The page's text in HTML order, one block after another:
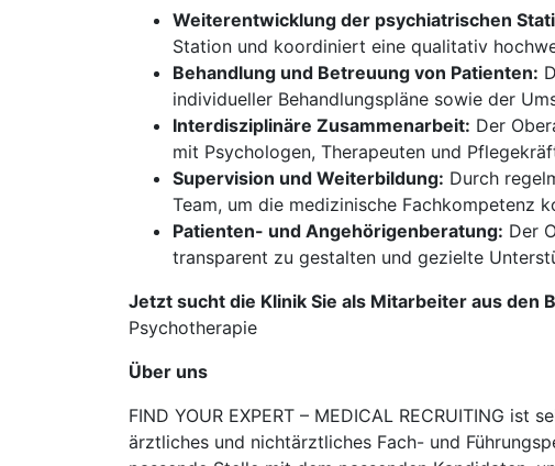
Weiterentwicklung der psychiatrischen
Station und koordiniert eine qualitativ
Behandlung und Betreuung von Patienten:
individueller Behandlungspläne sowie der
Interdisziplinäre Zusammenarbeit: Der
mit Psychologen, Therapeuten und
Supervision und Weiterbildung: Durch
Team, um die medizinische Fachkompetenz
Patienten- und Angehörigenberatung: Der
transparent zu gestalten und gezielte
Jetzt sucht die Klinik Sie als Mitarbeiter aus den
Psychotherapie
Über uns
FIND YOUR EXPERT – MEDICAL RECRUITING
ärztliches und nichtärztliches Fach- und